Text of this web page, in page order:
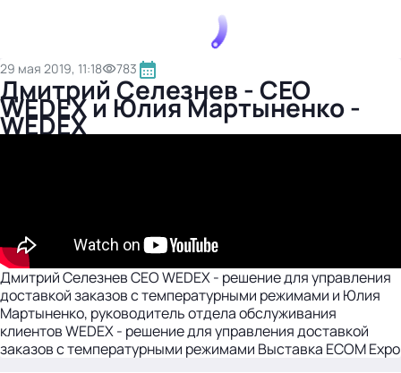
29 мая 2019, 11:18 783
Дмитрий Селезнев - CEO
WEDEX и Юлия Мартыненко -
WEDEX
Дмитрий Селезнев CEO WEDEX - решение для управления
доставкой заказов с температурными режимами и Юлия
Мартыненко, руководитель отдела обслуживания
клиентов WEDEX - решение для управления доставкой
заказов с температурными режимами Выставка ECOM Expo